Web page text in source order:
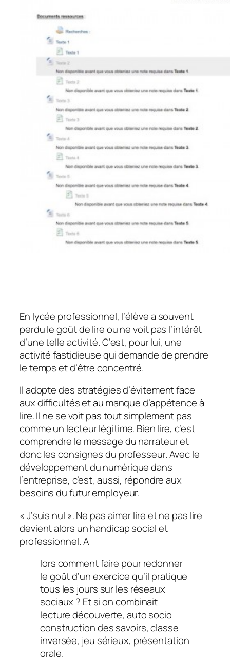
En lycée professionnel, l’élève a souvent
perdu le goût de lire ou ne voit pas l’intérêt
d’une telle activité. C’est, pour lui, une
activité fastidieuse qui demande de prendre
le temps et d’être concentré.
Il adopte des stratégies d’évitement face
aux difficultés et au manque d’appétence à
lire. Il ne se voit pas tout simplement pas
comme un lecteur légitime. Bien lire, c’est
comprendre le message du narrateur et
donc les consignes du professeur. Avec le
développement du numérique dans
l’entreprise, c’est, aussi, répondre aux
besoins du futur employeur.
«J’suis nul ». Ne pas aimer lire et ne pas lire
devient alors un handicap social et
professionnel. A
lors comment faire pour redonner
le goût d’un exercice qu’il pratique
tous les jours sur les réseaux
sociaux ? Et si on combinait
lecture découverte, auto socio
construction des savoirs, classe
inversée, jeu sérieux, présentation
orale.